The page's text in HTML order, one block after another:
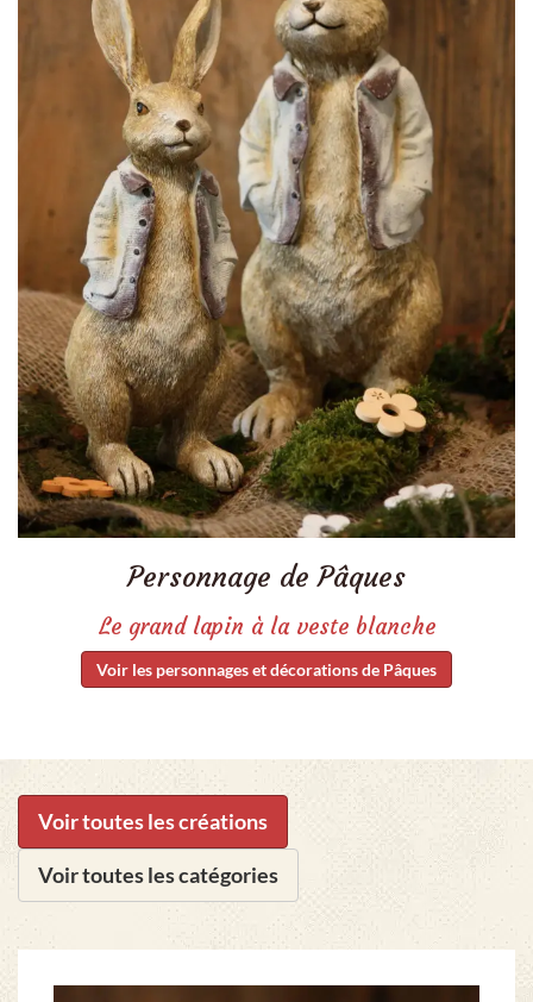
Personnage de Pâques
Le grand lapin à la veste blanche
Voir les personnages et décorations de Pâques
Voir toutes les créations
Voir toutes les catégories